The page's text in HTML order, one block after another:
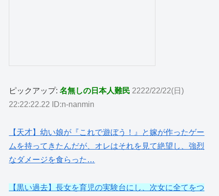
ピックアップ:名無しの日本人難民 2222/22/22(日)
22:22:22.22 ID:n-nanmin
【天才】幼い娘が『これで遊ぼう！』と嫁が作ったゲー
ムを持ってきたんだが、オレはそれを見て絶望し、強烈
なダメージを食らった…
【黒い過去】長女を育児の実験台にし、次女に全てをつ